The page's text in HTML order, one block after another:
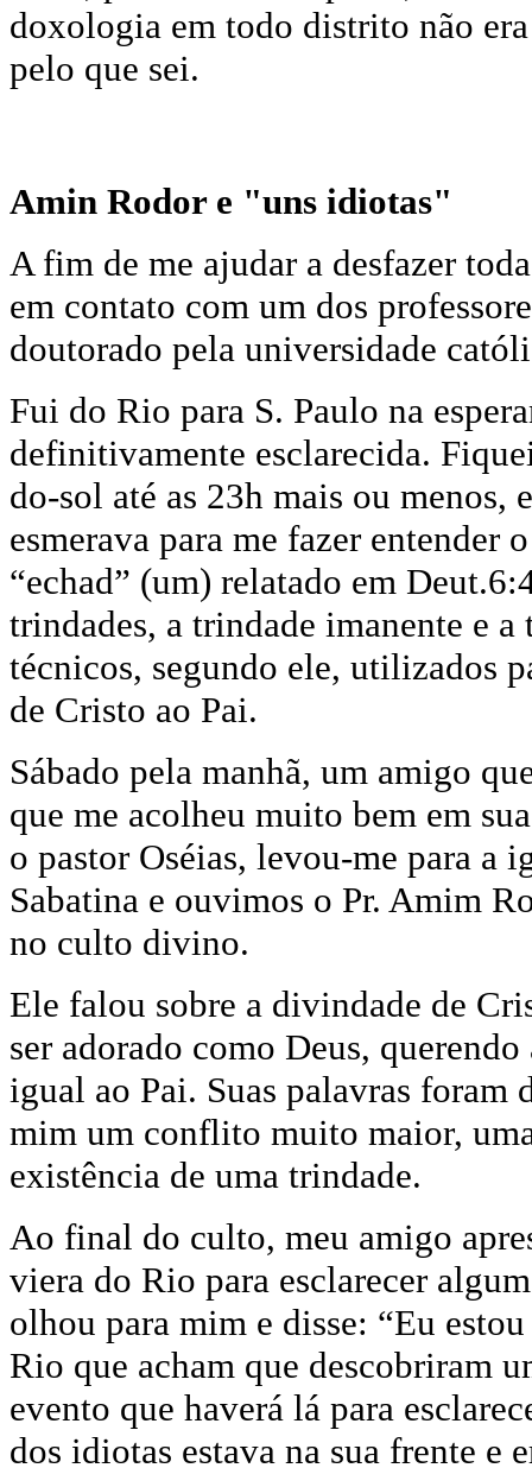
doxologia em todo distrito não
pelo que sei.
Amin Rodor e "uns idiotas"
A fim de me ajudar a desfazer
em contato com um dos
doutorado pela universidade
Fui do Rio para S. Paulo na
definitivamente esclarecida.
do-sol até as 23h mais ou menos,
esmerava para me fazer entender
“echad” (um) relatado em
trindades, a trindade imanente e
técnicos, segundo ele, utilizados
de Cristo ao Pai.
Sábado pela manhã, um amigo
que me acolheu muito bem em
o pastor Oséias, levou-me para a
Sabatina e ouvimos o Pr. Amim
no culto divino.
Ele falou sobre a divindade de
ser adorado como Deus,
igual ao Pai. Suas palavras foram
mim um conflito muito maior,
existência de uma trindade.
Ao final do culto, meu amigo
viera do Rio para esclarecer
olhou para mim e disse: “Eu
Rio que acham que descobriram
evento que haverá lá para
dos idiotas estava na sua frente e